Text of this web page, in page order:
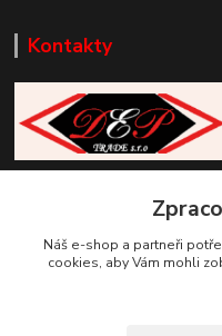
Kontakty
+420 777 085 857
info@deptrade.cz
Náš e-shop a partneři
cookies, aby Vám mohli